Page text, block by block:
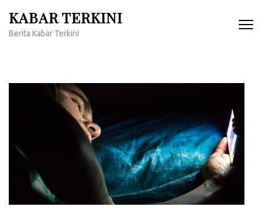
konten
KABAR TERKINI
Berita Kabar Terkini